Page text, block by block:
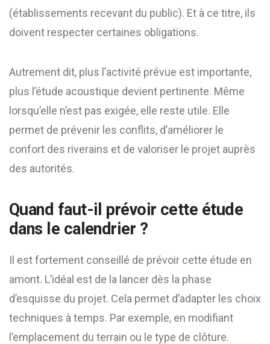
(établissements recevant du public). Et à ce titre, ils
doivent respecter certaines obligations.
Autrement dit, plus l’activité prévue est importante,
plus l’étude acoustique devient pertinente. Même
lorsqu’elle n’est pas exigée, elle reste utile. Elle
permet de prévenir les conflits, d’améliorer le
confort des riverains et de valoriser le projet auprès
des autorités.
Quand faut-il prévoir cette étude
dans le calendrier ?
Il est fortement conseillé de prévoir cette étude en
amont. L’idéal est de la lancer dès la phase
d’esquisse du projet. Cela permet d’adapter les choix
techniques à temps. Par exemple, en modifiant
l’emplacement du terrain ou le type de clôture.